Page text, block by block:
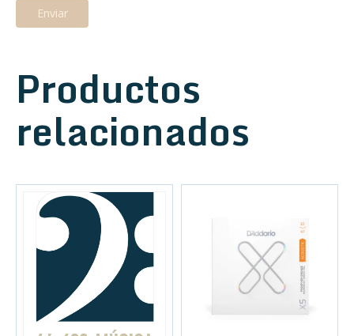
Productos
relacionados